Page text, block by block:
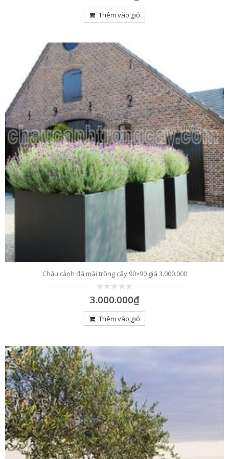
Thêm vào giỏ
Chậu cảnh đá mài trồng cây 90×90 giá 3.000.000
0
trên
3.000.000₫
Thêm vào giỏ